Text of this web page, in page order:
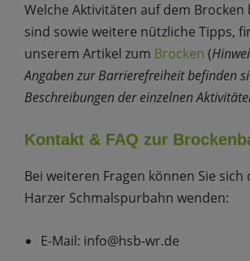
Welche Aktivitäten auf dem
sind sowie weitere nützliche Tipps,
unserem Artikel zum Brocken (
Angaben zur Barrierefreiheit befinden
Beschreibungen der einzelnen
Kontakt & FAQ zur
Bei weiteren Fragen können Sie sich
Harzer Schmalspurbahn wenden:
E-Mail: info@hsb-wr.de